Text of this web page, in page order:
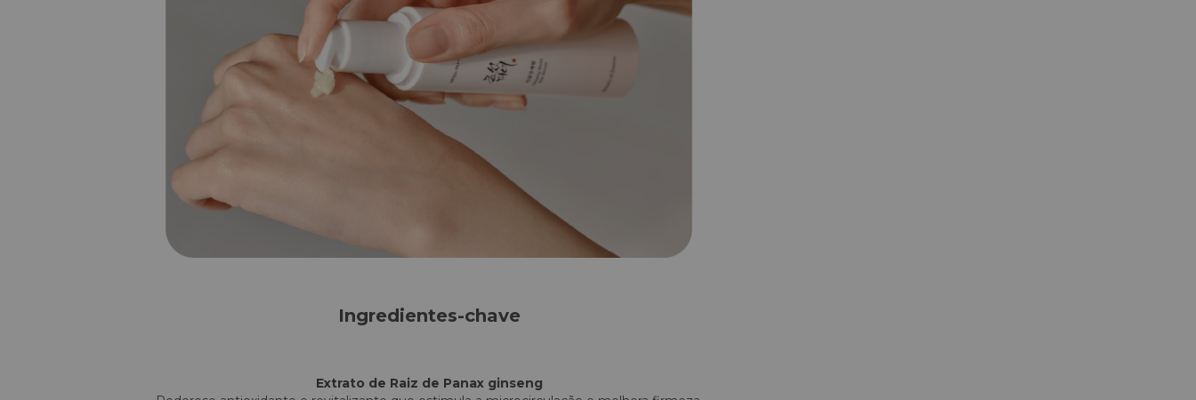
Ingredientes-chave
Extrato de Raiz de Panax ginseng